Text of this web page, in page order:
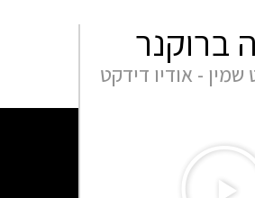
ברוקנר
- אודיו דידקט